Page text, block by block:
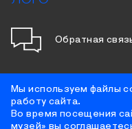
Обратная
Противодействие
Цифровая доступность
Мы используем файлы
работу сайта.
Во время посещения
музей» вы